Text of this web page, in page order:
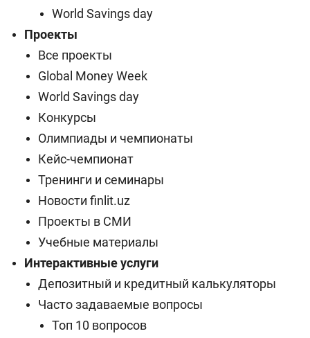
World Savings day
Проекты
Все проекты
Global Money Week
World Savings day
Конкурсы
Олимпиады и чемпионаты
Кейс-чемпионат
Тренинги и семинары
Новости finlit.uz
Проекты в СМИ
Учебные материалы
Интерактивные услуги
Депозитный и кредитный калькуляторы
Часто задаваемые вопросы
Топ 10 вопросов